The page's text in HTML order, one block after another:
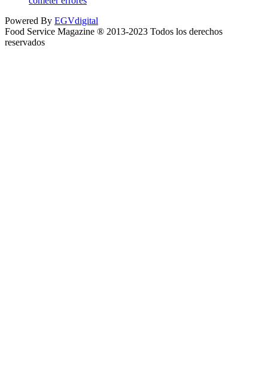
Powered By EGVdigital
Food Service Magazine ® 2013-2023 Todos los derechos
reservados